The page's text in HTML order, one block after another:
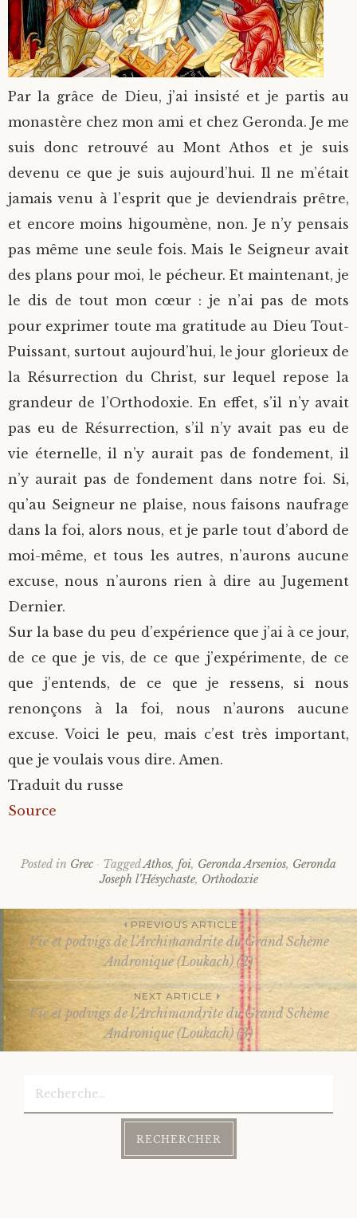
Par la grâce de Dieu, j’ai insisté et je partis au
monastère chez mon ami et chez Geronda. Je me
suis donc retrouvé au Mont Athos et je suis
devenu ce que je suis aujourd’hui. Il ne m’était
jamais venu à l’esprit que je deviendrais prêtre,
et encore moins higoumène, non. Je n’y pensais
pas même une seule fois. Mais le Seigneur avait
des plans pour moi, le pécheur. Et maintenant, je
le dis de tout mon cœur : je n’ai pas de mots
pour exprimer toute ma gratitude au Dieu Tout-
Puissant, surtout aujourd’hui, le jour glorieux de
la Résurrection du Christ, sur lequel repose la
grandeur de l’Orthodoxie. En effet, s’il n’y avait
pas eu de Résurrection, s’il n’y avait pas eu de
vie éternelle, il n’y aurait pas de fondement, il
n’y aurait pas de fondement dans notre foi. Si,
qu’au Seigneur ne plaise, nous faisons naufrage
dans la foi, alors nous, et je parle tout d’abord de
moi-même, et tous les autres, n’aurons aucune
excuse, nous n’aurons rien à dire au Jugement
Dernier.
Sur la base du peu d’expérience que j’ai à ce jour,
de ce que je vis, de ce que j’expérimente, de ce
que j’entends, de ce que je ressens, si nous
renonçons à la foi, nous n’aurons aucune
excuse. Voici le peu, mais c’est très important,
que je voulais vous dire. Amen.
Traduit du russe
Source
Posted in Grec TaggedAthos, foi, Geronda Arsenios, Geronda
Joseph l'Hésychaste, Orthodoxie
Post
navigation
PREVIOUS ARTICLE
Vie et podvigs de l’Archimandrite du Grand Schème
Andronique (Loukach) (2)
NEXT ARTICLE
Vie et podvigs de l’Archimandrite du Grand Schème
Andronique (Loukach) (3)